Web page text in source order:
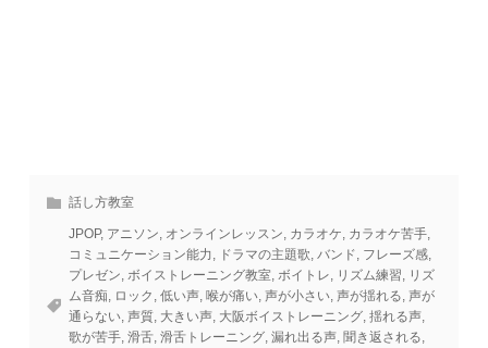
話し方教室
JPOP, アニソン, オンラインレッスン, カラオケ, カラオケ苦手,
コミュニケーション能力, ドラマの主題歌,バンド, フレーズ感,
プレゼン,ボイストレーニング教室,ボイトレ, リズム練習, リズ
ム音痴, ロック ,低い声,喉が痛い,声が小さい,声が揺れる,声が
通らない,声質, 大きい声, 大阪ボイストレーニング,揺れる声,
歌が苦手,滑舌,滑舌トレーニング,漏れ出る声, 聞き返される,